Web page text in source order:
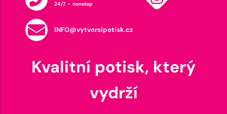
24/7 - nonstop
INFO@vytvorsipotisk.cz
Kvalitní potisk, který
vydrží